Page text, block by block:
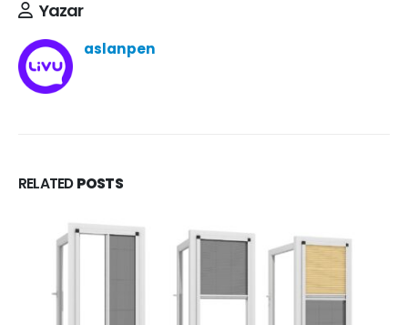
Yazar
aslanpen
RELATEDPOSTS